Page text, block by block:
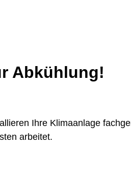
Abkühlung!
Ihre Klimaanlage
arbeitet.